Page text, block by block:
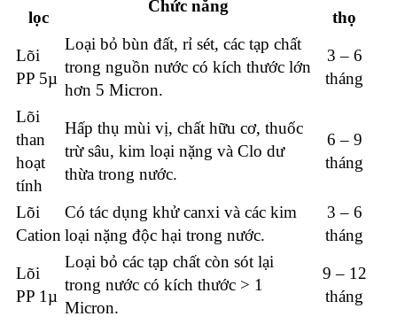
lọc
Chức năng
thọ
Lõi
PP 5µ
Loại bỏ bùn đất, rỉ sét, các tạp chất
trong nguồn nước có kích thước lớn
hơn 5 Micron.
3 – 6
tháng
Lõi
than
hoạt
tính
Hấp thụ mùi vị, chất hữu cơ, thuốc
trừ sâu, kim loại nặng và Clo dư
thừa trong nước.
6 – 9
tháng
Lõi
Cation
Có tác dụng khử canxi và các kim
loại nặng độc hại trong nước.
3 – 6
tháng
Lõi
PP 1µ
Loại bỏ các tạp chất còn sót lại
trong nước có kích thước > 1
Micron.
9 – 12
tháng